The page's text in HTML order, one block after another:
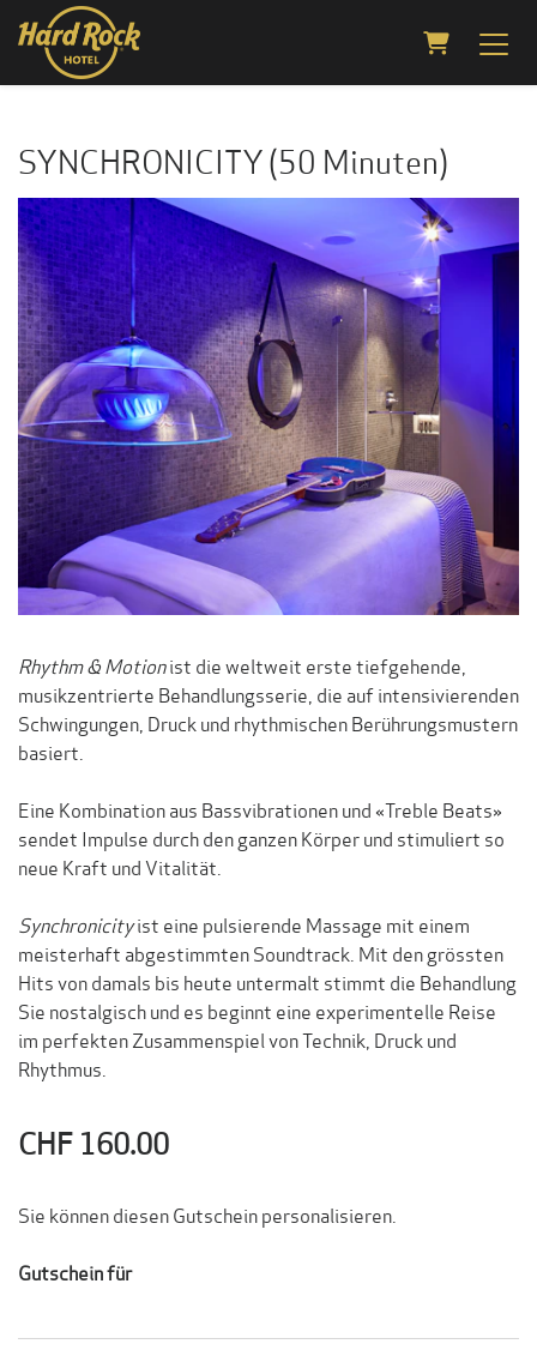
Warenkorb
SYNCHRONICITY (50 Minuten)
Rhythm & Motionist die weltweit erste tiefgehende,
musikzentrierte Behandlungsserie, die auf intensivierenden
Schwingungen, Druck und rhythmischen Berührungsmustern
basiert.
Eine Kombination aus Bassvibrationen und «Treble Beats»
sendet Impulse durch den ganzen Körper und stimuliert so
neue Kraft und Vitalität.
Synchronicityist eine pulsierende Massage mit einem
meisterhaft abgestimmten Soundtrack. Mit den grössten
Hits von damals bis heute untermalt stimmt die Behandlung
Sie nostalgisch und es beginnt eine experimentelle Reise
im perfekten Zusammenspiel von Technik, Druck und
Rhythmus.
CHF 160.00
Sie können diesen Gutschein personalisieren.
Gutschein für